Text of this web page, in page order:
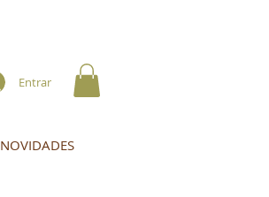
Entrar
NOVIDADES